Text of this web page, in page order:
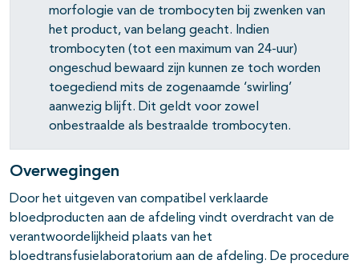
morfologie van de trombocyten bij zwenken van
het product, van belang geacht. Indien
trombocyten (tot een maximum van 24-uur)
ongeschud bewaard zijn kunnen ze toch worden
toegediend mits de zogenaamde ‘swirling’
aanwezig blijft. Dit geldt voor zowel
onbestraalde als bestraalde trombocyten.
Overwegingen
Door het uitgeven van compatibel verklaarde
bloedproducten aan de afdeling vindt overdracht van de
verantwoordelijkheid plaats van het
bloedtransfusielaboratorium aan de afdeling. De procedure